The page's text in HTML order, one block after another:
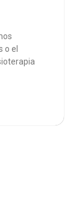
o el